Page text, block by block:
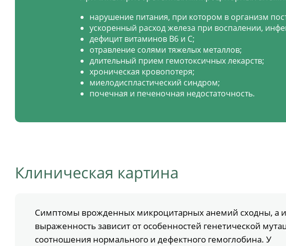
нарушение питания, при котором в организм
ускоренный расход железа при воспалении,
дефицит витаминов В6 и С;
отравление солями тяжелых металлов;
длительный прием гемотоксичных лекарств;
хроническая кровопотеря;
миелодиспластический синдром;
почечная и печеночная недостаточность.
Клиническая картина
Симптомы врожденных микроцитарных анемий сходны, а
выраженность зависит от особенностей генетической
соотношения нормального и дефектного гемоглобина. У